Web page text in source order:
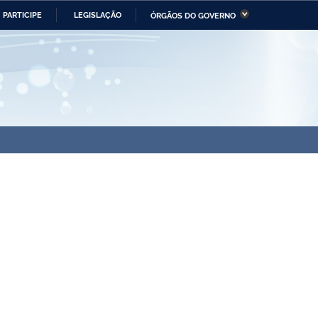
PARTICIPE LEGISLAÇÃO ÓRGÃOS DO GOVERNO
da Economia Ministério da Infraestrutura